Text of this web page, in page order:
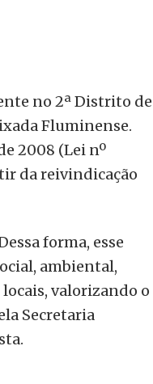
no 2ª Distrito de
Fluminense.
2008 (Lei nº
da reivindicação
forma, esse
ambiental,
valorizando o
Secretaria